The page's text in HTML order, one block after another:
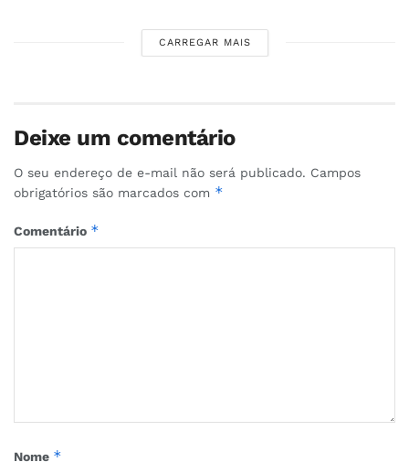
CARREGAR MAIS
Deixe um comentário
O seu endereço de e-mail não será publicado. Campos
obrigatórios são marcados com *
Comentário *
Nome *